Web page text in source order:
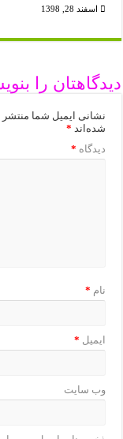
اسفند 28, 1398
دیدگاهتان را
نشانی ایمیل شما منتشر
شده‌اند *
دیدگاه *
نام *
ایمیل *
وب‌ سایت